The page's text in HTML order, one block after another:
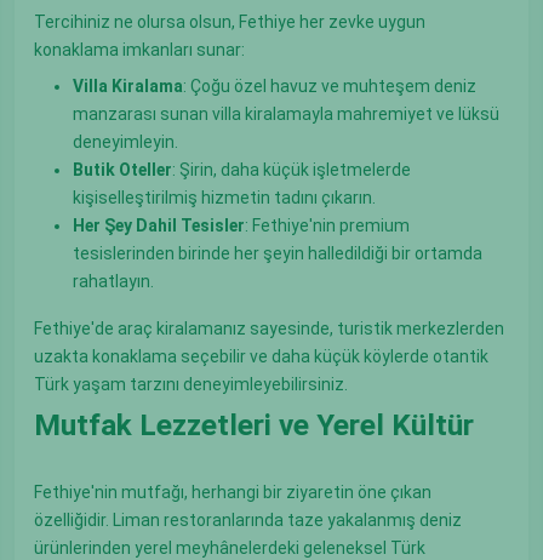
Tercihiniz ne olursa olsun, Fethiye her zevke uygun
konaklama imkanları sunar:
Villa Kiralama: Çoğu özel havuz ve muhteşem deniz
manzarası sunan villa kiralamayla mahremiyet ve lüksü
deneyimleyin.
Butik Oteller: Şirin, daha küçük işletmelerde
kişiselleştirilmiş hizmetin tadını çıkarın.
Her Şey Dahil Tesisler: Fethiye'nin premium
tesislerinden birinde her şeyin halledildiği bir ortamda
rahatlayın.
Fethiye'de araç kiralamanız sayesinde, turistik merkezlerden
uzakta konaklama seçebilir ve daha küçük köylerde otantik
Türk yaşam tarzını deneyimleyebilirsiniz.
Mutfak Lezzetleri ve Yerel Kültür
Fethiye'nin mutfağı, herhangi bir ziyaretin öne çıkan
özelliğidir. Liman restoranlarında taze yakalanmış deniz
ürünlerinden yerel meyhânelerdeki geleneksel Türk